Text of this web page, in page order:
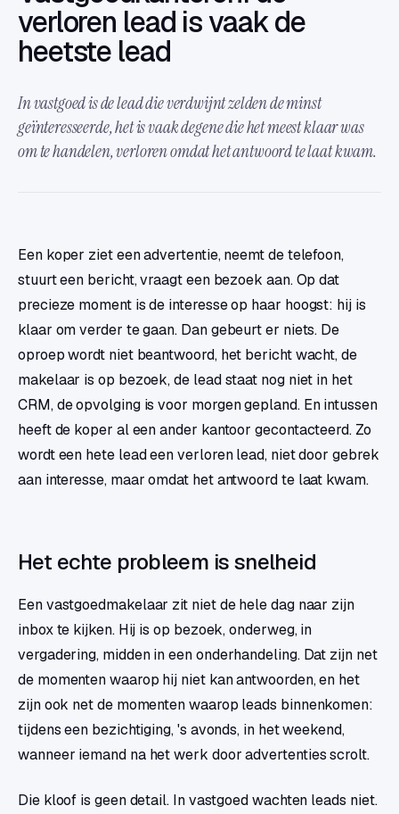
verloren lead is vaak de
heetste lead
In vastgoed is de lead die verdwijnt zelden de minst
geïnteresseerde, het is vaak degene die het meest klaar was
om te handelen, verloren omdat het antwoord te laat kwam.
Een koper ziet een advertentie, neemt de telefoon,
stuurt een bericht, vraagt een bezoek aan. Op dat
precieze moment is de interesse op haar hoogst: hij is
klaar om verder te gaan. Dan gebeurt er niets. De
oproep wordt niet beantwoord, het bericht wacht, de
makelaar is op bezoek, de lead staat nog niet in het
CRM, de opvolging is voor morgen gepland. En intussen
heeft de koper al een ander kantoor gecontacteerd. Zo
wordt een hete lead een verloren lead, niet door gebrek
aan interesse, maar omdat het antwoord te laat kwam.
Het echte probleem is snelheid
Een vastgoedmakelaar zit niet de hele dag naar zijn
inbox te kijken. Hij is op bezoek, onderweg, in
vergadering, midden in een onderhandeling. Dat zijn net
de momenten waarop hij niet kan antwoorden, en het
zijn ook net de momenten waarop leads binnenkomen:
tijdens een bezichtiging, 's avonds, in het weekend,
wanneer iemand na het werk door advertenties scrolt.
Die kloof is geen detail. In vastgoed wachten leads niet.